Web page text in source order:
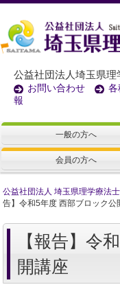
公益社団法人埼玉県
お問い合わせ 各
報
一般の方へ
会員の方へ
公益社団法人 埼玉県理学療法
告】令和5年度 西部ブロック公
【報告】令
開講座